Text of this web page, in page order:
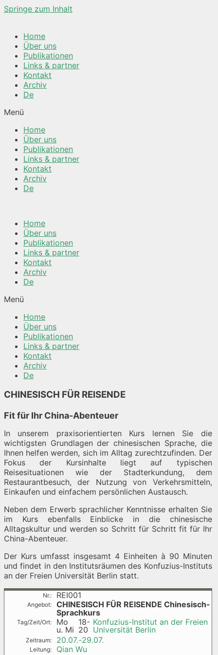
Springe zum Inhalt
Home
Über uns
Publikationen
Links & partner
Kontakt
Archiv
De
Menü
Home
Über uns
Publikationen
Links & partner
Kontakt
Archiv
De
Home
Über uns
Publikationen
Links & partner
Kontakt
Archiv
De
Menü
Home
Über uns
Publikationen
Links & partner
Kontakt
Archiv
De
CHINESISCH FÜR REISENDE
Fit für Ihr China-Abenteuer
In unserem praxisorientierten Kurs lernen Sie die
wichtigsten Grundlagen der chinesischen Sprache, die
Ihnen helfen werden, sich im Alltag zurechtzufinden. Der
Fokus der Kursinhalte liegt auf typischen
Reisesituationen wie der Stadterkundung, dem
Restaurantbesuch, der Nutzung von Verkehrsmitteln,
Einkaufen und einfachem persönlichen Austausch.
Neben dem Erwerb sprachlicher Kenntnisse erhalten Sie
im Kurs ebenfalls Einblicke in die chinesische
Alltagskultur und werden so Schritt für Schritt fit für Ihr
China-Abenteuer.
Der Kurs umfasst insgesamt 4 Einheiten à 90 Minuten
und findet in den Institutsräumen des Konfuzius-Instituts
an der Freien Universität Berlin statt.
REI001
CHINESISCH FÜR REISENDE Chinesisch-
Sprachkurs
Mo
u. Mi
18-
20
Konfuzius-Institut an der Freien
Universität Berlin
20.07.-29.07.
Qian Wu